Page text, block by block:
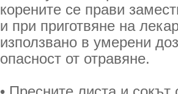
корените се прави
и при приготвяне на
използвано в умерени
опасност от отравяне.